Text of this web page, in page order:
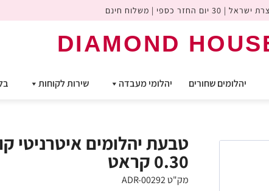
| 30 יום החזר כספי | משלוח חינם
DIAMOND
יהלומים שחורים יהלומי מעבדה שירות לקוחות
טבעת יהלומים איטרניטי
0.30 קראט
מק"ט ADR-00292